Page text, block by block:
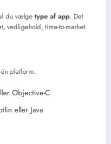
du vælge type af app. Det
vedligehold, time-to-market.
platform:
Objective-C
eller Java